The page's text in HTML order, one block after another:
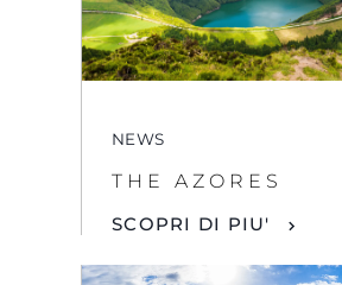
NEWS
THE AZORES
SCOPRI DI PIU'